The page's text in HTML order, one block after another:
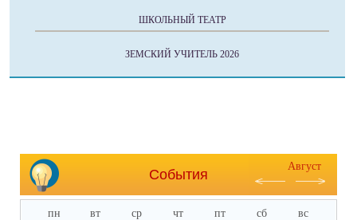
ШКОЛЬНЫЙ ТЕАТР
ЗЕМСКИЙ УЧИТЕЛЬ 2026
События
Август
пн вт ср чт пт сб вс